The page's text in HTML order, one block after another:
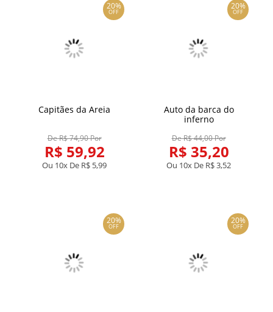
20%
OFF
Capitães da Areia
De R$ 74,90 Por
R$ 59,92
Ou 10x De R$ 5,99
20%
OFF
Auto da barca do
inferno
De R$ 44,00 Por
R$ 35,20
Ou 10x De R$ 3,52
20%
OFF
20%
OFF